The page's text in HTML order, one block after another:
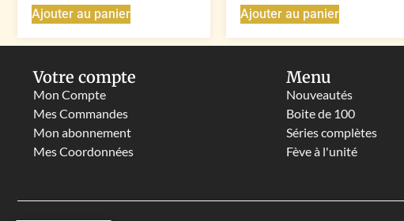
Ajouter au panier Ajouter au panier
Votre compte
Mon Compte
Mes Commandes
Mon abonnement
Mes Coordonnées
Menu
Nouveautés
Boite de 100
Séries complètes
Fève à l'unité